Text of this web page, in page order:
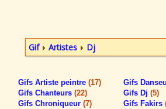
Gif Artistes Dj
Gifs Artiste peintre (17)
Gifs Chanteurs (22)
Gifs Chroniqueur (7)
Gifs
Gifs Dj (5)
Gifs Fakirs